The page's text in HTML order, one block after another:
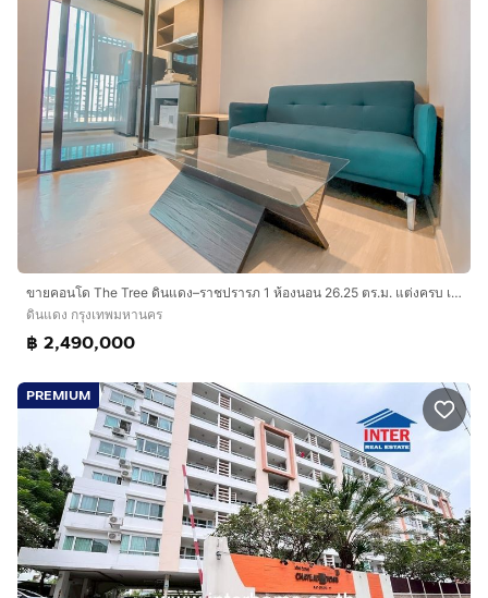
ขายคอนโด The Tree ดินแดง–ราชปรารภ 1 ห้องนอน 26.25 ตร.ม. แต่งครบ เจ้าของขายเอง
ดินแดง กรุงเทพมหานคร
฿ 2,490,000
PREMIUM